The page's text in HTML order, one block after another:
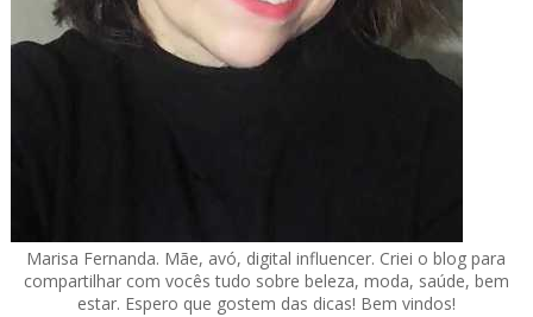
Marisa Fernanda. Mãe, avó, digital influencer. Criei o blog para
compartilhar com vocês tudo sobre beleza, moda, saúde, bem
estar. Espero que gostem das dicas! Bem vindos!